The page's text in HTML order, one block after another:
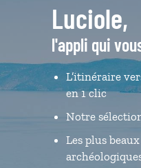
Luciole,
l'appli qui
L’itinéraire
en 1 clic
Notre
Les plus